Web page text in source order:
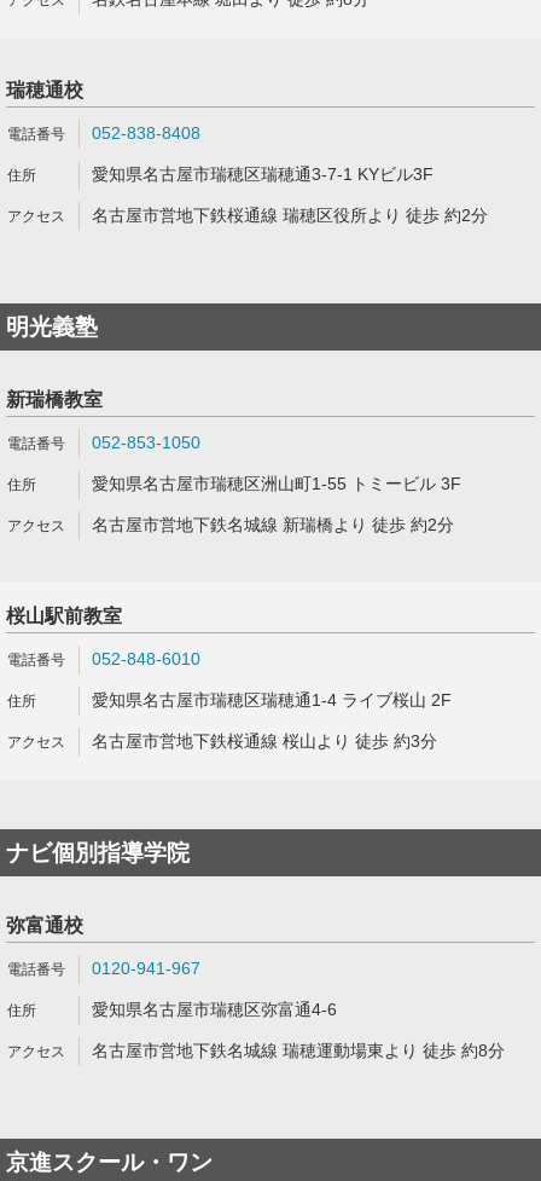
瑞穂通校
052-838-8408
愛知県名古屋市瑞穂区瑞穂通3-7-1 KYビル3F
名古屋市営地下鉄桜通線 瑞穂区役所より 徒歩 約2分
明光義塾
新瑞橋教室
052-853-1050
愛知県名古屋市瑞穂区洲山町1-55 トミービル 3F
名古屋市営地下鉄名城線 新瑞橋より 徒歩 約2分
桜山駅前教室
052-848-6010
愛知県名古屋市瑞穂区瑞穂通1-4 ライブ桜山 2F
名古屋市営地下鉄桜通線 桜山より 徒歩 約3分
ナビ個別指導学院
弥富通校
0120-941-967
愛知県名古屋市瑞穂区弥富通4-6
名古屋市営地下鉄名城線 瑞穂運動場東より 徒歩 約8分
京進スクール・ワン